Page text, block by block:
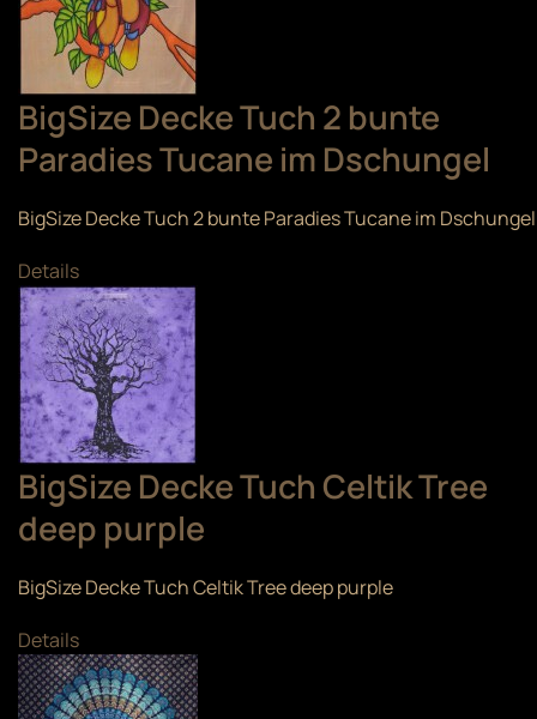
BigSize Decke Tuch 2 bunte
Paradies Tucane im Dschungel
BigSize Decke Tuch 2 bunte Paradies Tucane im Dschungel
Details
BigSize Decke Tuch Celtik Tree
deep purple
BigSize Decke Tuch Celtik Tree deep purple
Details